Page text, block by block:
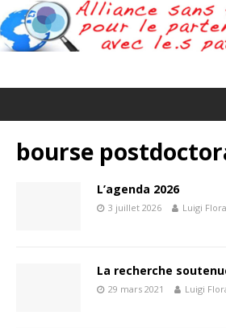
bourse
L’agenda 2026
3 juillet 2026 Luigi Flora
La recherche
29 mars 2021 Luigi